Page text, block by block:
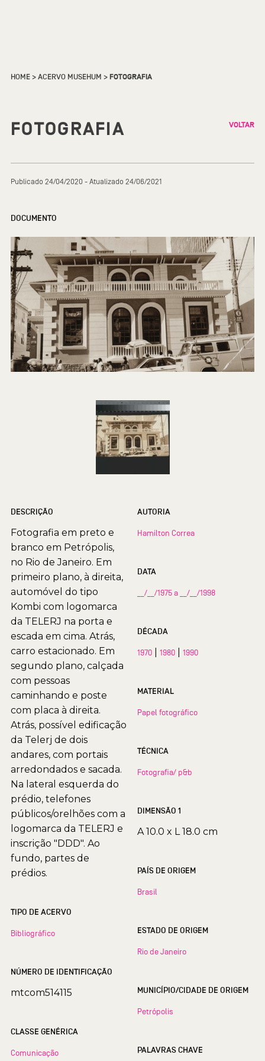
HOME>ACERVO MUSEHUM >FOTOGRAFIA
FOTOGRAFIA VOLTAR
Publicado 24/04/2020 - Atualizado 24/06/2021
DOCUMENTO
DESCRIÇÃO
Fotografia em preto e
branco em Petrópolis,
no Rio de Janeiro. Em
primeiro plano, à direita,
automóvel do tipo
Kombi com logomarca
da TELERJ na porta e
escada em cima. Atrás,
carro estacionado. Em
segundo plano, calçada
com pessoas
caminhando e poste
com placa à direita.
Atrás, possível edificação
da Telerj de dois
andares, com portais
arredondados e sacada.
Na lateral esquerda do
prédio, telefones
públicos/orelhões com a
logomarca da TELERJ e
inscrição "DDD". Ao
fundo, partes de
prédios.
TIPO DE ACERVO
Bibliográfico
NÚMERO DE IDENTIFICAÇÃO
mtcom514115
CLASSE GENÉRICA
Comunicação
AUTORIA
Hamilton Correa
DATA
__/__/1975 a __/__/1998
DÉCADA
1970 1980 1990
MATERIAL
Papel fotográfico
TÉCNICA
Fotografia/ p&b
DIMENSÃO 1
A 10.0 x L 18.0 cm
PAÍS DE ORIGEM
Brasil
ESTADO DE ORIGEM
Rio de Janeiro
MUNICÍPIO/CIDADE DE ORIGEM
Petrópolis
PALAVRAS CHAVE